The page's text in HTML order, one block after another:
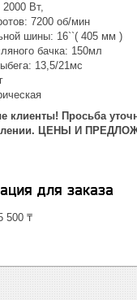
Вт,
7200 об/мин
шины: 16``( 405 мм )
бачка: 150мл
13,5/21мс
клиенты! Просьба
ЦЕНЫ И
для заказа
500 ₸